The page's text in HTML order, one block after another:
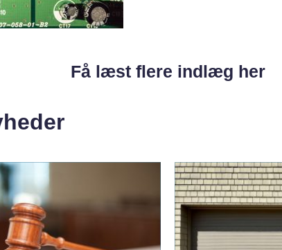
Få læst flere indlæg her